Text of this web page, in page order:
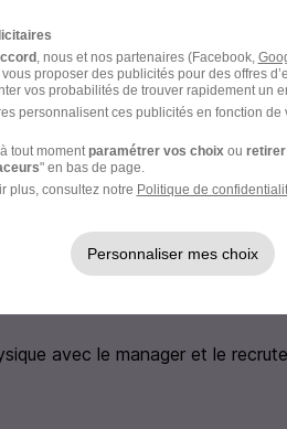
de laisser votre empreinte ?
nous.
recrutement
peuvent varier selon l'offre
après dépôt de votre
avec le manager et le
, nous et nos partenaires (Facebook,
proposer des publicités pour des offres
vos probabilités de trouver rapidement un
personnalisent ces publicités en fonction
tout moment paramétrer vos choix ou retirer
" en bas de page.
plus, consultez notre Politique de
Personnaliser mes choix